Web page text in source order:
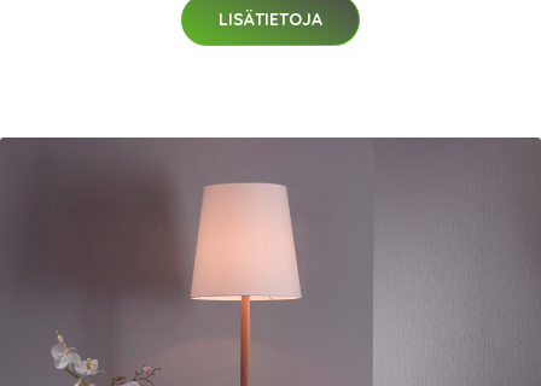
LISÄTIETOJA